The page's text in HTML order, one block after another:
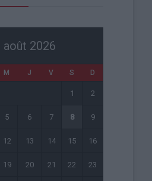
août 2026
M J V S D
1 2
5 6 7 8 9
12 13 14 15 16
19 20 21 22 23